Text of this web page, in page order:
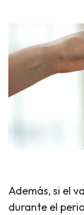
Además, si el
durante el